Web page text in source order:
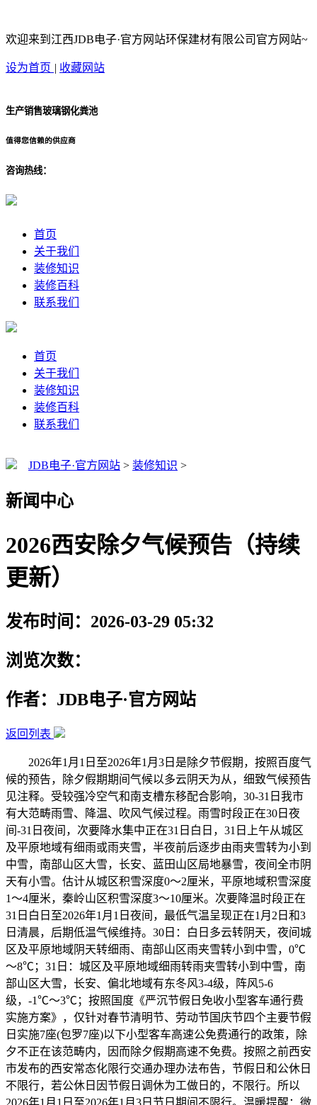
欢迎来到江西JDB电子·官方网站环保建材有限公司官方网站~
设为首页 | 收藏网站
生产销售玻璃钢化粪池
值得您信赖的供应商
咨询热线：
首页
关于我们
装修知识
装修百科
联系我们
首页
关于我们
装修知识
装修百科
联系我们
JDB电子·官方网站 > 装修知识 >
新闻中心
2026西安除夕气候预告（持续
更新）
发布时间：2026-03-29 05:32
浏览次数：
作者：JDB电子·官方网站
返回列表
2026年1月1日至2026年1月3日是除夕节假期，按照百度气
候的预告，除夕假期期间气候以多云阴天为从，细致气候预告
见注释。受较强冷空气和南支槽东移配合影响，30-31日我市
有大范畴雨雪、降温、吹风气候过程。雨雪时段正在30日夜
间-31日夜间，次要降水集中正在31日白日，31日上午从城区
及平原地域有细雨或雨夹雪，半夜前后逐步由雨夹雪转为小到
中雪，南部山区大雪，长安、蓝田山区局地暴雪，夜间全市阴
天有小雪。估计从城区积雪深度0～2厘米，平原地域积雪深度
1～4厘米，秦岭山区积雪深度3～10厘米。次要降温时段正在
31日白日至2026年1月1日夜间，最低气温呈现正在1月2日和3
日清晨，后期低温气候维持。30日：白日多云转阴天，夜间城
区及平原地域阴天转细雨、南部山区雨夹雪转小到中雪，0℃
～8℃；31日：城区及平原地域细雨转雨夹雪转小到中雪，南
部山区大雪，长安、偏北地域有东冬风3-4级，阵风5-6
级，-1℃～3℃；按照国度《严沉节假日免收小型客车通行费
实施方案》，仅针对春节清明节、劳动节国庆节四个主要节假
日实施7座(包罗7座)以下小型客车高速公免费通行的政策，除
夕不正在该范畴内，因而除夕假期高速不免费。按照之前西安
市发布的西安常态化限行交通办理办法布告，节假日和公休日
不限行，若公休日因节假日调休为工做日的，不限行。所以
2026年1月1日至2026年1月3日节日期间不限行。温暖提醒：微